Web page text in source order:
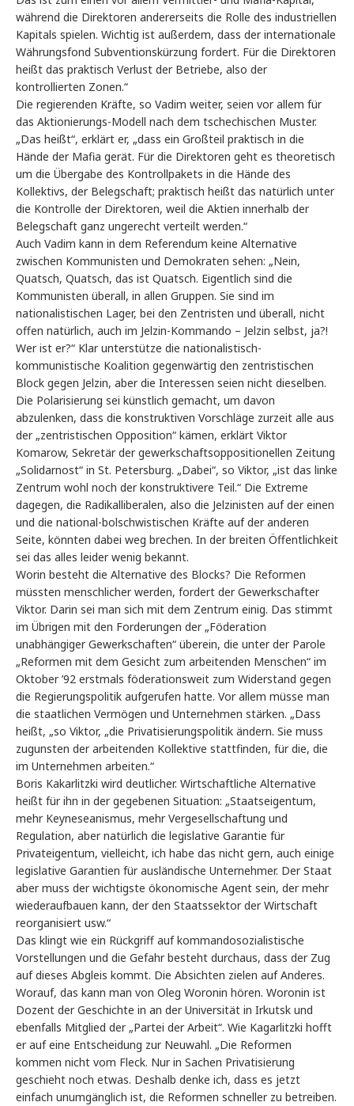
während die Direktoren andererseits die Rolle des industriellen
Kapitals spielen. Wichtig ist außerdem, dass der internationale
Währungsfond Subventionskürzung fordert. Für die Direktoren
heißt das praktisch Verlust der Betriebe, also der
kontrollierten Zonen.“
Die regierenden Kräfte, so Vadim weiter, seien vor allem für
das Aktionierungs-Modell nach dem tschechischen Muster.
„Das heißt“, erklärt er, „dass ein Großteil praktisch in die
Hände der Mafia gerät. Für die Direktoren geht es theoretisch
um die Übergabe des Kontrollpakets in die Hände des
Kollektivs, der Belegschaft; praktisch heißt das natürlich unter
die Kontrolle der Direktoren, weil die Aktien innerhalb der
Belegschaft ganz ungerecht verteilt werden.“
Auch Vadim kann in dem Referendum keine Alternative
zwischen Kommunisten und Demokraten sehen: „Nein,
Quatsch, Quatsch, das ist Quatsch. Eigentlich sind die
Kommunisten überall, in allen Gruppen. Sie sind im
nationalistischen Lager, bei den Zentristen und überall, nicht
offen natürlich, auch im Jelzin-Kommando – Jelzin selbst, ja?!
Wer ist er?“ Klar unterstütze die nationalistisch-
kommunistische Koalition gegenwärtig den zentristischen
Block gegen Jelzin, aber die Interessen seien nicht dieselben.
Die Polarisierung sei künstlich gemacht, um davon
abzulenken, dass die konstruktiven Vorschläge zurzeit alle aus
der „zentristischen Opposition“ kämen, erklärt Viktor
Komarow, Sekretär der gewerkschaftsoppositionellen Zeitung
„Solidarnost“ in St. Petersburg. „Dabei“, so Viktor, „ist das linke
Zentrum wohl noch der konstruktivere Teil.“ Die Extreme
dagegen, die Radikalliberalen, also die Jelzinisten auf der einen
und die national-bolschwistischen Kräfte auf der anderen
Seite, könnten dabei weg brechen. In der breiten Öffentlichkeit
sei das alles leider wenig bekannt.
Worin besteht die Alternative des Blocks? Die Reformen
müssten menschlicher werden, fordert der Gewerkschafter
Viktor. Darin sei man sich mit dem Zentrum einig. Das stimmt
im Übrigen mit den Forderungen der „Föderation
unabhängiger Gewerkschaften“ überein, die unter der Parole
„Reformen mit dem Gesicht zum arbeitenden Menschen“ im
Oktober ’92 erstmals föderationsweit zum Widerstand gegen
die Regierungspolitik aufgerufen hatte. Vor allem müsse man
die staatlichen Vermögen und Unternehmen stärken. „Dass
heißt, „so Viktor, „die Privatisierungspolitik ändern. Sie muss
zugunsten der arbeitenden Kollektive stattfinden, für die, die
im Unternehmen arbeiten.“
Boris Kakarlitzki wird deutlicher. Wirtschaftliche Alternative
heißt für ihn in der gegebenen Situation: „Staatseigentum,
mehr Keyneseanismus, mehr Vergesellschaftung und
Regulation, aber natürlich die legislative Garantie für
Privateigentum, vielleicht, ich habe das nicht gern, auch einige
legislative Garantien für ausländische Unternehmer. Der Staat
aber muss der wichtigste ökonomische Agent sein, der mehr
wiederaufbauen kann, der den Staatssektor der Wirtschaft
reorganisiert usw.“
Das klingt wie ein Rückgriff auf kommandosozialistische
Vorstellungen und die Gefahr besteht durchaus, dass der Zug
auf dieses Abgleis kommt. Die Absichten zielen auf Anderes.
Worauf, das kann man von Oleg Woronin hören. Woronin ist
Dozent der Geschichte in an der Universität in Irkutsk und
ebenfalls Mitglied der „Partei der Arbeit“. Wie Kagarlitzki hofft
er auf eine Entscheidung zur Neuwahl. „Die Reformen
kommen nicht vom Fleck. Nur in Sachen Privatisierung
geschieht noch etwas. Deshalb denke ich, dass es jetzt
einfach unumgänglich ist, die Reformen schneller zu betreiben.